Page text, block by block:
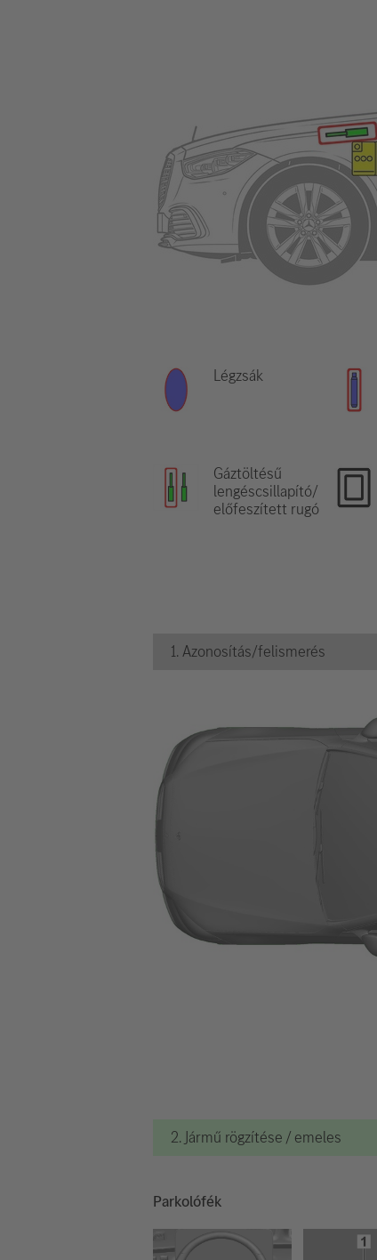
Légzsák
Gáztöltésű
lengéscsillapító/
előfeszített rugó
1. Azonosítás/felismerés
2. Jármű rögzítése / emeles
Parkolófék